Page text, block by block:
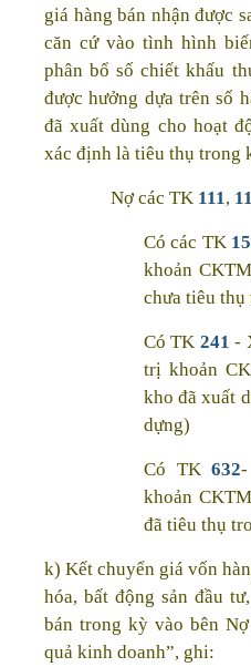
giá hàng bán nhận được
căn cứ vào tình hình
phân bổ số chiết khấu
được hưởng dựa trên số
đã xuất dùng cho hoạt
xác định là tiêu thụ trong
Nợ các TK 111,
Có các TK
khoản
chưa tiêu
Có TK 241 -
trị khoản
kho đã xuất
dựng)
Có TK 632
khoản
đã tiêu thụ
k) Kết chuyển giá vốn
hóa, bất động sản đầu
bán trong kỳ vào bên
quả kinh doanh”, ghi: